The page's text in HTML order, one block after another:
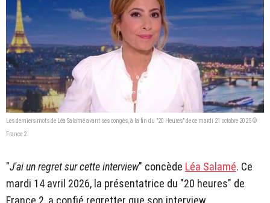
Les derniers mots de Léa Salamé avant ses congés, à la fin du "20 Heures" de ce mardi 21 octobre 2025 ©
France 2
"J'ai un regret sur cette interview" concède Léa Salamé. Ce
mardi 14 avril 2026, la présentatrice du "20 heures" de
France 2, a confié regretter que son interview